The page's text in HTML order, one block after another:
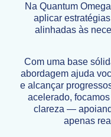
Na Quantum
aplicar
alinhadas às
Com uma base
abordagem ajuda
e alcançar
acelerado,
clareza —
apenas